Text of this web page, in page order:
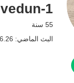
vedun-1
55 سنة
البث الماضي: 05.06.26 5:05 PM